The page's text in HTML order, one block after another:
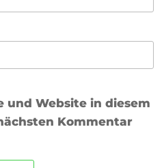
und Website in diesem
Kommentar